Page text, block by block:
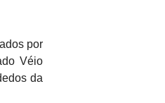
por
Véio
da